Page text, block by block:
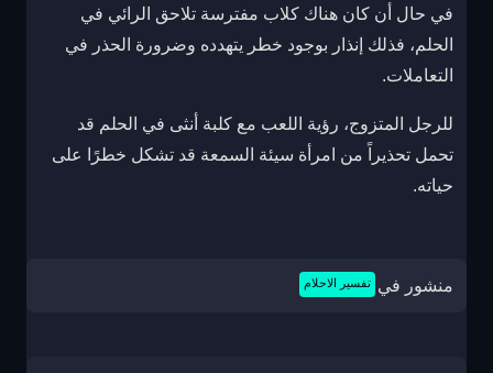
في حال أن كان هناك كلاب مفترسة تلاحق الرائي في
الحلم، فذلك إنذار بوجود خطر يتهدده وضرورة الحذر في
التعاملات.
للرجل المتزوج، رؤية اللعب مع كلبة أنثى في الحلم قد
تحمل تحذيراً من امرأة سيئة السمعة قد تشكل خطرًا على
حياته.
منشور في تفسير الاحلام